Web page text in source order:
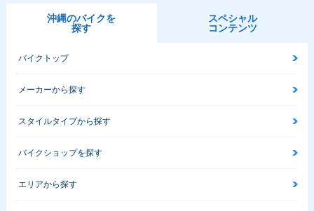
沖縄のバイクを
探す
スペシャル
コンテンツ
バイクトップ
メーカーから探す
スタイルタイプから探す
バイクショップを探す
エリアから探す